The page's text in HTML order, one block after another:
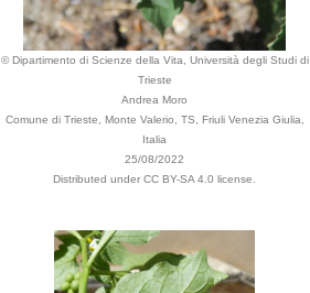
© Dipartimento di Scienze della Vita, Università degli Studi di
Trieste
Andrea Moro
Comune di Trieste, Monte Valerio, TS, Friuli Venezia Giulia,
Italia
25/08/2022
Distributed under CC BY-SA 4.0 license.